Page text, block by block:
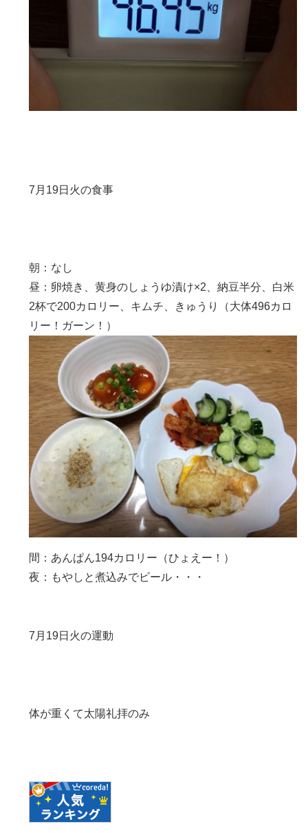
7月19日火の食事
朝：なし
昼：卵焼き、黄身のしょうゆ漬け×2、納豆半分、白米
2杯で200カロリー、キムチ、きゅうり（大体496カロ
リー！ガーン！）
間：あんぱん194カロリー（ひょえー！）
夜：もやしと煮込みでビール・・・
7月19日火の運動
体が重くて太陽礼拝のみ